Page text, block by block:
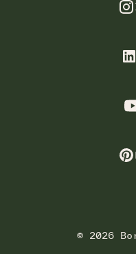
© 2026